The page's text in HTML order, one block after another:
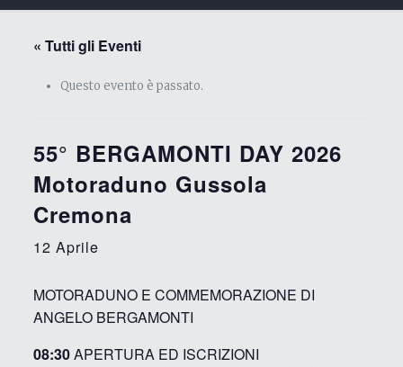
« Tutti gli Eventi
Questo evento è passato.
55° BERGAMONTI DAY 2026
Motoraduno Gussola
Cremona
12 Aprile
MOTORADUNO E COMMEMORAZIONE DI
ANGELO BERGAMONTI
08:30APERTURA ED ISCRIZIONI